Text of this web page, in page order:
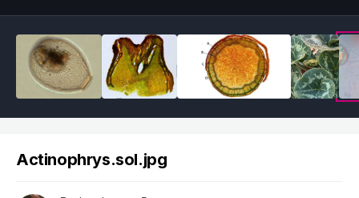
Actinophrys.sol.jpg